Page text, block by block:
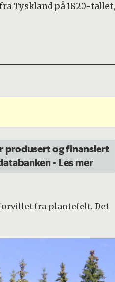
Tyskland på 1820-tallet,
produsert og finansiert
- Les mer
fra plantefelt. Det